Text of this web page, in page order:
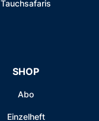
Tauchsafaris
SHOP
Abo
Einzelheft